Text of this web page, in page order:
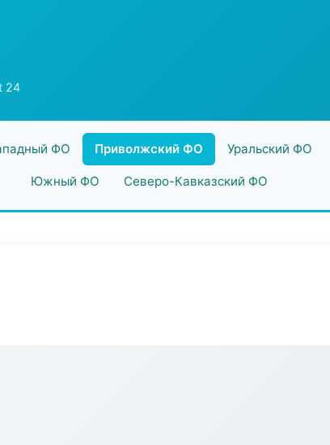
24
ФО Приволжский ФО Уральский ФО
Южный ФО Северо-Кавказский ФО